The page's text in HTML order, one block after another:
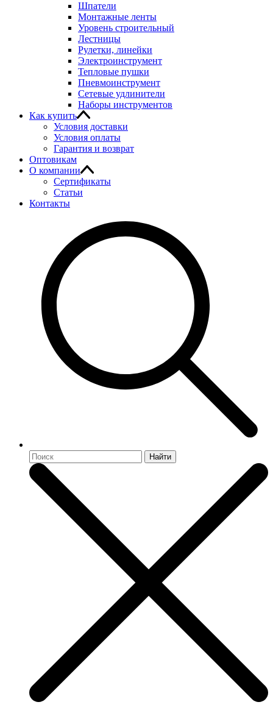
Шпатели
Монтажные ленты
Уровень строительный
Лестницы
Рулетки, линейки
Электроинструмент
Тепловые пушки
Пневмоинструмент
Сетевые удлинители
Наборы инструментов
Как купить
Условия доставки
Условия оплаты
Гарантия и возврат
Оптовикам
О компании
Сертификаты
Статьи
Контакты
Найти